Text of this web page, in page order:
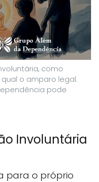
como
o amparo legal.
pode
Involuntária
para o próprio